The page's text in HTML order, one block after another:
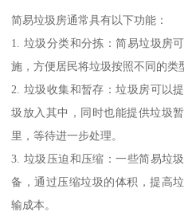
简易垃圾房通常具有以下功能：
1. 垃圾分类和分拣：简易垃圾房
施，方便居民将垃圾按照不同的类
2. 垃圾收集和暂存：垃圾房可以
圾放入其中，同时也能提供垃圾
里，等待进一步处理。
3. 垃圾压迫和压缩：一些简易垃
备，通过压缩垃圾的体积，提高
输成本。